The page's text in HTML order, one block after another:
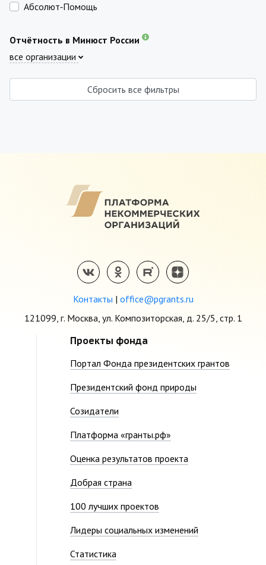
Абсолют‑Помощь
Отчётность в Минюст России
все организации
Сбросить все фильтры
Контакты | office@pgrants.ru
121099, г. Москва, ул. Композиторская, д. 25/5, стр. 1
Проекты фонда
Портал Фонда президентских грантов
Президентский фонд природы
Созидатели
Платформа «гранты.рф»
Оценка результатов проекта
Добрая страна
100 лучших проектов
Лидеры социальных изменений
Статистика